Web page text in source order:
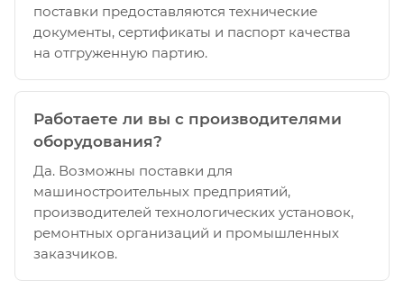
поставки предоставляются технические
документы, сертификаты и паспорт качества
на отгруженную партию.
Работаете ли вы с производителями
оборудования?
Да. Возможны поставки для
машиностроительных предприятий,
производителей технологических установок,
ремонтных организаций и промышленных
заказчиков.